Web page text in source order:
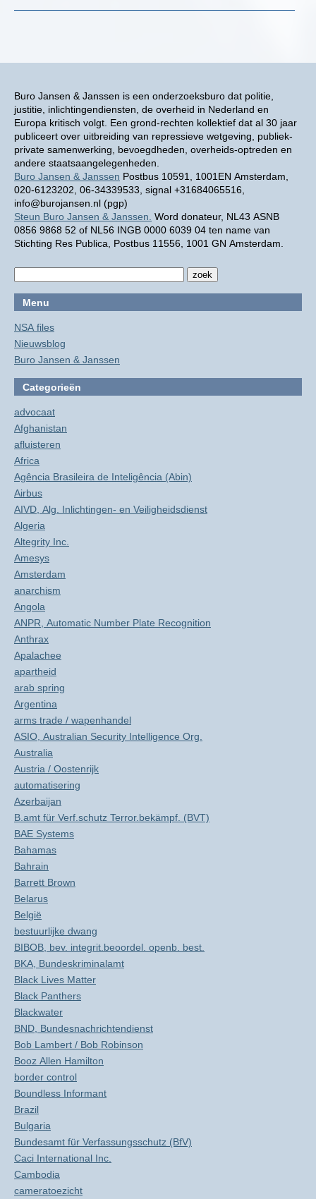
Buro Jansen & Janssen is een onderzoeksburo dat politie,
justitie, inlichtingendiensten, de overheid in Nederland en
Europa kritisch volgt. Een grond-rechten kollektief dat al 30 jaar
publiceert over uitbreiding van repressieve wetgeving, publiek-
private samenwerking, bevoegdheden, overheids-optreden en
andere staatsaangelegenheden.
Buro Jansen & Janssen Postbus 10591, 1001EN Amsterdam,
020-6123202, 06-34339533, signal +31684065516,
info@burojansen.nl (pgp)
Steun Buro Jansen & Janssen. Word donateur, NL43 ASNB
0856 9868 52 of NL56 INGB 0000 6039 04 ten name van
Stichting Res Publica, Postbus 11556, 1001 GN Amsterdam.
Menu
NSA files
Nieuwsblog
Buro Jansen & Janssen
Categorieën
advocaat
Afghanistan
afluisteren
Africa
Agência Brasileira de Inteligência (Abin)
Airbus
AIVD, Alg. Inlichtingen- en Veiligheidsdienst
Algeria
Altegrity Inc.
Amesys
Amsterdam
anarchism
Angola
ANPR, Automatic Number Plate Recognition
Anthrax
Apalachee
apartheid
arab spring
Argentina
arms trade / wapenhandel
ASIO, Australian Security Intelligence Org.
Australia
Austria / Oostenrijk
automatisering
Azerbaijan
B.amt für Verf.schutz Terror.bekämpf. (BVT)
BAE Systems
Bahamas
Bahrain
Barrett Brown
Belarus
België
bestuurlijke dwang
BIBOB, bev. integrit.beoordel. openb. best.
BKA, Bundeskriminalamt
Black Lives Matter
Black Panthers
Blackwater
BND, Bundesnachrichtendienst
Bob Lambert / Bob Robinson
Booz Allen Hamilton
border control
Boundless Informant
Brazil
Bulgaria
Bundesamt für Verfassungsschutz (BfV)
Caci International Inc.
Cambodia
cameratoezicht